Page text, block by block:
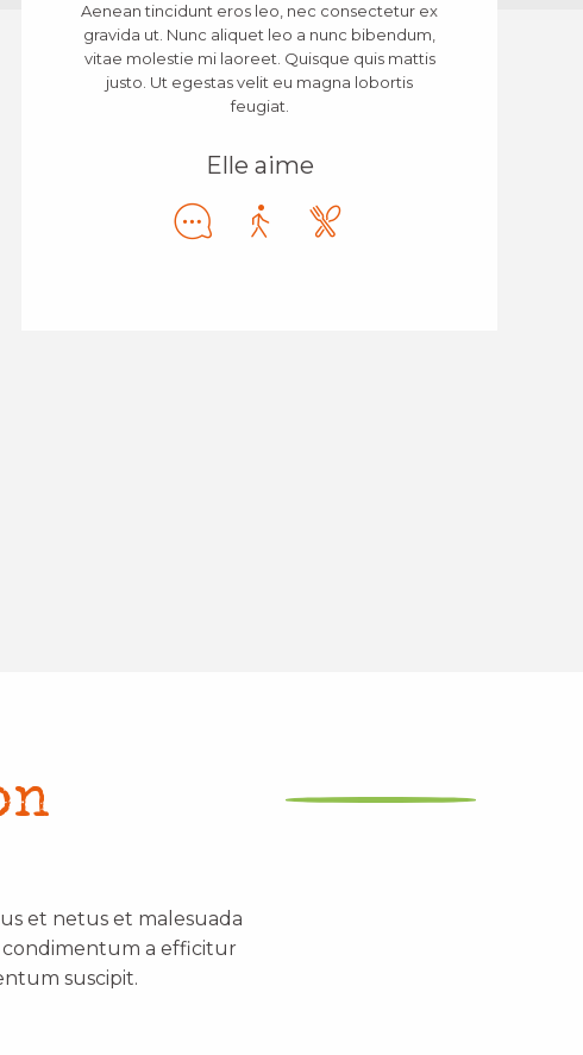
Aenean tincidunt eros leo, nec consectetur ex
gravida ut. Nunc aliquet leo a nunc bibendum,
vitae molestie mi laoreet. Quisque quis mattis
justo. Ut egestas velit eu magna lobortis
feugiat.
Elle aime
et netus et malesuada
condimentum a efficitur
suscipit.